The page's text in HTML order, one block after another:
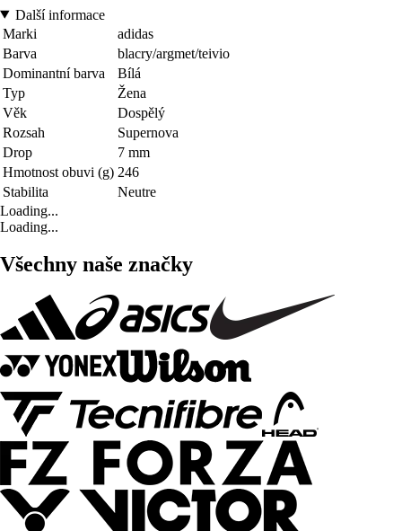
Další informace
Marki
adidas
Barva
blacry/argmet/teivio
Dominantní barva
Bílá
Typ
Žena
Věk
Dospělý
Rozsah
Supernova
Drop
7 mm
Hmotnost obuvi (g) 246
Stabilita
Neutre
Loading...
Loading...
Všechny naše značky